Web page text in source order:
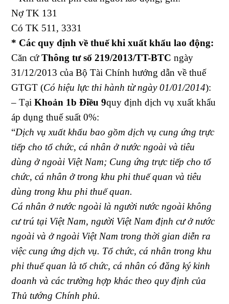
Nợ TK 131
Có TK 511, 3331
* Các quy định về thuế khi xuất khẩu lao động:
Căn cứThông tư số 219/2013/TT-BTC ngày
31/12/2013 của Bộ Tài Chính hướng dẫn về thuế
GTGT (Có hiệu lực thi hành từ ngày 01/01/2014):
– TạiKhoản 1b Điều 9quy định dịch vụ xuất khẩu
áp dụng thuế suất 0%:
“Dịch vụ xuất khẩu bao gồm dịch vụ cung ứng trực
tiếp cho tổ chức, cá nhân ở nước ngoài và tiêu
dùng ở ngoài Việt Nam; Cung ứng trực tiếp cho tổ
chức, cá nhân ở trong khu phi thuế quan và tiêu
dùng trong khu phi thuế quan.
Cá nhân ở nước ngoài là người nước ngoài không
cư trú tại Việt Nam, người Việt Nam định cư ở nước
ngoài và ở ngoài Việt Nam trong thời gian diễn ra
việc cung ứng dịch vụ. Tổ chức, cá nhân trong khu
phi thuế quan là tổ chức, cá nhân có đăng ký kinh
doanh và các trường hợp khác theo quy định của
Thủ tướng Chính phủ.